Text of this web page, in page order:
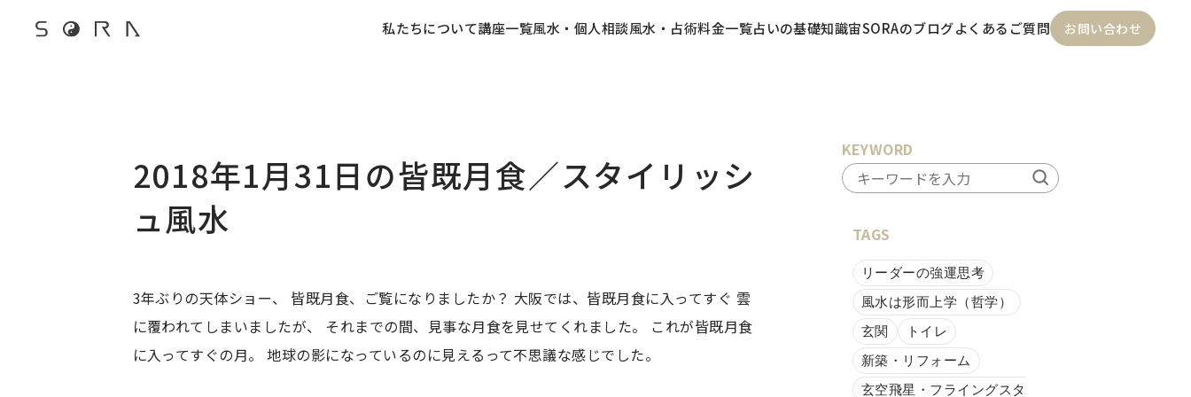
私たちについて講座一覧風水・個人相談風水・占術料金一覧占いの基礎知識宙SORAのブログよくあるご質問 お問い合わせ
宙SORAのブログ
2018年1月31日の皆既月食／スタイリッシ
ュ風水
3年ぶりの天体ショー、 皆既月食、ご覧になりましたか？ 大阪では、皆既月食に入ってすぐ 雲
に覆われてしまいましたが、 それまでの間、見事な月食を見せてくれました。 これが皆既月食
に入ってすぐの月。 地球の影になっているのに見えるって不思議な感じでした。
KEYWORD
TAGS
リーダーの強運思考
風水は形而上学（哲学）
玄関 トイレ
新築・リフォーム
玄空飛星・フライングスタ